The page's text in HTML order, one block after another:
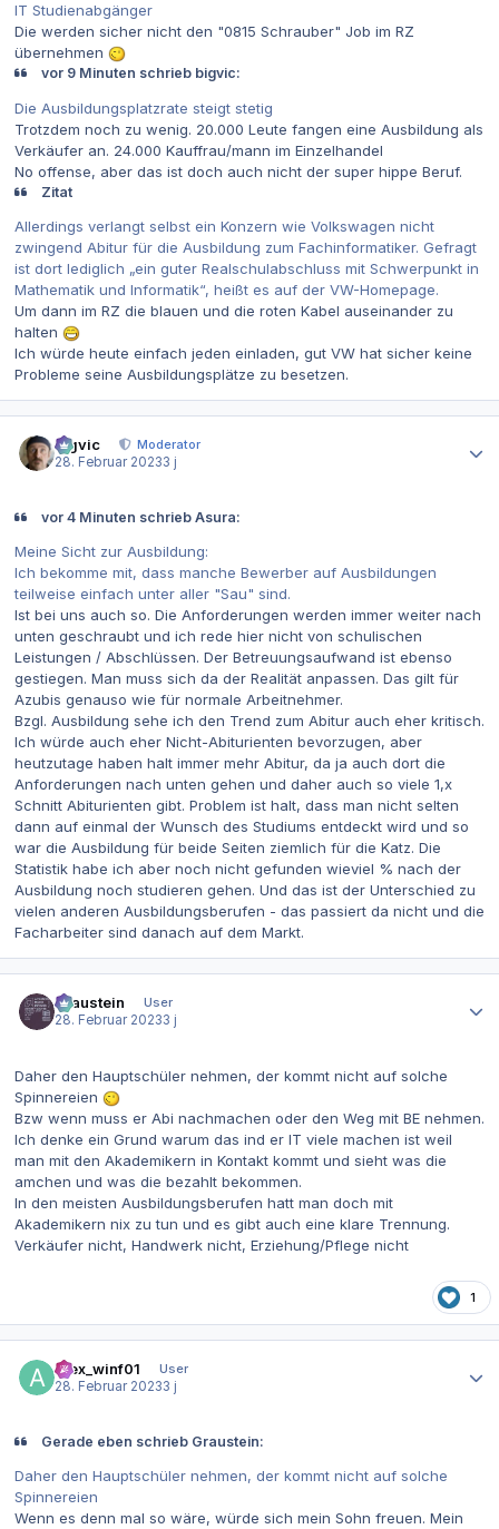
IT Studienabgänger
Die werden sicher nicht den "0815 Schrauber" Job im RZ
übernehmen
vor 9 Minuten schrieb bigvic:
Die Ausbildungsplatzrate steigt stetig
Trotzdem noch zu wenig. 20.000 Leute fangen eine Ausbildung als
Verkäufer an. 24.000 Kauffrau/mann im Einzelhandel
No offense, aber das ist doch auch nicht der super hippe Beruf.
Zitat
Allerdings verlangt selbst ein Konzern wie Volkswagen nicht
zwingend Abitur für die Ausbildung zum Fachinformatiker. Gefragt
ist dort lediglich „ein guter Realschulabschluss mit Schwerpunkt in
Mathematik und Informatik“, heißt es auf der VW-Homepage.
Um dann im RZ die blauen und die roten Kabel auseinander zu
halten
Ich würde heute einfach jeden einladen, gut VW hat sicher keine
Probleme seine Ausbildungsplätze zu besetzen.
bigvic
Moderator
28. Februar 20233 j
vor 4 Minuten schrieb Asura:
Meine Sicht zur Ausbildung:
Ich bekomme mit, dass manche Bewerber auf Ausbildungen
teilweise einfach unter aller "Sau" sind.
Ist bei uns auch so. Die Anforderungen werden immer weiter nach
unten geschraubt und ich rede hier nicht von schulischen
Leistungen / Abschlüssen. Der Betreuungsaufwand ist ebenso
gestiegen. Man muss sich da der Realität anpassen. Das gilt für
Azubis genauso wie für normale Arbeitnehmer.
Bzgl. Ausbildung sehe ich den Trend zum Abitur auch eher kritisch.
Ich würde auch eher Nicht-Abiturienten bevorzugen, aber
heutzutage haben halt immer mehr Abitur, da ja auch dort die
Anforderungen nach unten gehen und daher auch so viele 1,x
Schnitt Abiturienten gibt. Problem ist halt, dass man nicht selten
dann auf einmal der Wunsch des Studiums entdeckt wird und so
war die Ausbildung für beide Seiten ziemlich für die Katz. Die
Statistik habe ich aber noch nicht gefunden wieviel % nach der
Ausbildung noch studieren gehen. Und das ist der Unterschied zu
vielen anderen Ausbildungsberufen - das passiert da nicht und die
Facharbeiter sind danach auf dem Markt.
Graustein
User
28. Februar 20233 j
Daher den Hauptschüler nehmen, der kommt nicht auf solche
Spinnereien
Bzw wenn muss er Abi nachmachen oder den Weg mit BE nehmen.
Ich denke ein Grund warum das ind er IT viele machen ist weil
man mit den Akademikern in Kontakt kommt und sieht was die
amchen und was die bezahlt bekommen.
In den meisten Ausbildungsberufen hatt man doch mit
Akademikern nix zu tun und es gibt auch eine klare Trennung.
Verkäufer nicht, Handwerk nicht, Erziehung/Pflege nicht
1
Alex_winf01
User
28. Februar 20233 j
Gerade eben schrieb Graustein:
Daher den Hauptschüler nehmen, der kommt nicht auf solche
Spinnereien
Wenn es denn mal so wäre, würde sich mein Sohn freuen. Mein